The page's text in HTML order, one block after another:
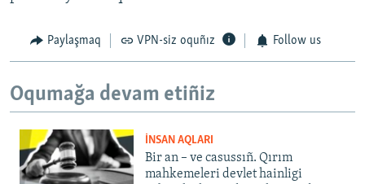
Paylaşmaq VPN-siz oquñız Follow us
Oqumağa devam etiñiz
İNSAN AQLARI
Bir an – ve casussıñ. Qırım
mahkemeleri devlet hainligi